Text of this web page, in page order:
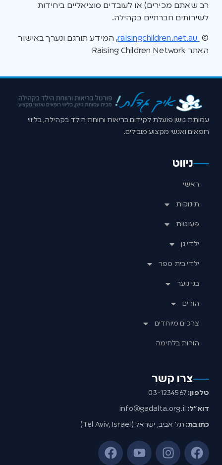
רב שאתם מכירים) או לעובדים סוציאליים ביחידות
לשירותים חברתיים בקהילה.
©
, המידע תורגם ונערך באישור
האתר Raising Children Network
עמותת גושן פועלת לקידום בריאות ורווחת הילד בקהילה, בליווי
רופאים ואנשי מקצוע מובילים.
ניווט
ראשי
תינוקות
פעוטות
ילדי גן
ילדי בית ספר
בני נוער
הורים
צרכים מיוחדים
הורות בלחימה
צרו קשר
טלפון:03-1234567
דוא”ל: info@gadalta.org.il
כתובת: תל אביב, ישראל (Tel Aviv, Israel)